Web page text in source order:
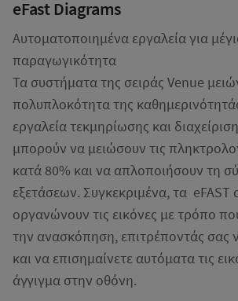
eFast Diagrams
Aυτοματοποιημένα εργαλεία για
παραγωγικότητα
Τα συστήματα της σειράς Venue
πολυπλοκότητα της
εργαλεία τεκμηρίωσης και
μπορούν να μειώσουν τις
κατά 80% και να απλοποιήσουν τη
εξετάσεων. Συγκεκριμένα, τα eFAST
οργανώνουν τις εικόνες με τρόπο
την ανασκόπηση, επιτρέποντάς σας
και να επισημαίνετε αυτόματα τις
άγγιγμα στην οθόνη.